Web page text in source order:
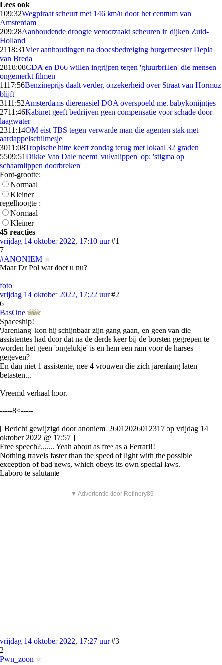
Lees ook
109:32Wegpiraat scheurt met 146 km/u door het centrum van
Amsterdam
209:28Aanhoudende droogte veroorzaakt scheuren in dijken Zuid-
Holland
2118:31Vier aanhoudingen na doodsbedreiging burgemeester Depla
van Breda
2818:08CDA en D66 willen ingrijpen tegen 'gluurbrillen' die mensen
ongemerkt filmen
1117:56Benzineprijs daalt verder, onzekerheid over Straat van Hormuz
blijft
3111:52Amsterdams dierenasiel DOA overspoeld met babykonijntjes
2711:46Kabinet geeft bedrijven geen compensatie voor schade door
laagwater
2311:14OM eist TBS tegen verwarde man die agenten stak met
aardappelschilmesje
3011:08Tropische hitte keert zondag terug met lokaal 32 graden
5509:51Dikke Van Dale neemt 'vulvalippen' op: 'stigma op
schaamlippen doorbreken'
Font-grootte:
Normaal
Kleiner
regelhoogte :
Normaal
Kleiner
45 reacties
vrijdag 14 oktober 2022, 17:10 uur #1
7
#ANONIEM
Maar Dr Pol wat doet u nu?
foto
vrijdag 14 oktober 2022, 17:22 uur #2
6
BasOne
Spaceship!
'Jarenlang' kon hij schijnbaar zijn gang gaan, en geen van die
assistentes had door dat na de derde keer bij de borsten gegrepen te
worden het geen 'ongelukje' is en hem een ram voor de harses
gegeven?
En dan niet 1 assistente, nee 4 vrouwen die zich jarenlang laten
betasten...
Vreemd verhaal hoor.
-----8<-----
[ Bericht gewijzigd door anoniem_26012026012317 op vrijdag 14
oktober 2022 @ 17:57 ]
Free speech?....... Yeah about as free as a Ferrari!!
Nothing travels faster than the speed of light with the possible
exception of bad news, which obeys its own special laws.
Laboro te salutante
▼ Advertentie door Refinery89
vrijdag 14 oktober 2022, 17:27 uur #3
2
Pwn_zoon